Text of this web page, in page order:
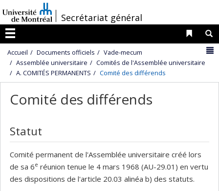
au
contenu
/
Secrétariat général
Menu
Liens
Accueil Documents officiels
Vade-mecum
Assemblée universitaire
Comités de l'Assemblée universitaire
A. COMITÉS PERMANENTS
Comité des différends
Comité des différends
Statut
Comité permanent de l'Assemblée universitaire créé lors
de sa 6e réunion tenue le 4 mars 1968 (AU-29.01) en vertu
des dispositions de l'article 20.03 alinéa b) des statuts.